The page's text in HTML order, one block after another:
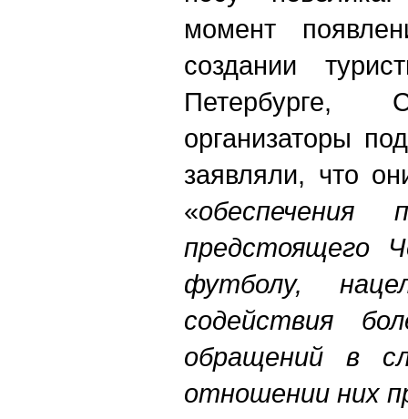
момент
создании
организаторы
заявляли, что
«обеспечения
предстоящего
футболу,
содействия
обращений в
отношении них